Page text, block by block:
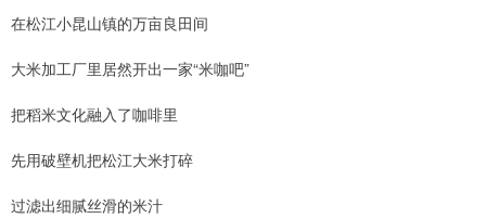
在松江小昆山镇的万亩良田间
大米加工厂里居然开出一家“米咖吧”
把稻米文化融入了咖啡里
先用破壁机把松江大米打碎
过滤出细腻丝滑的米汁